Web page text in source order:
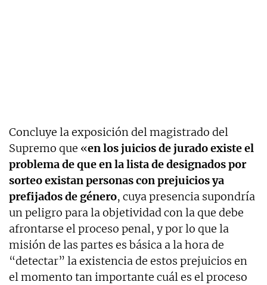
Concluye la exposición del magistrado del
Supremo que «en los juicios de jurado existe el
problema de que en la lista de designados por
sorteo existan personas con prejuicios ya
prefijados de género, cuya presencia supondría
un peligro para la objetividad con la que debe
afrontarse el proceso penal, y por lo que la
misión de las partes es básica a la hora de
“detectar” la existencia de estos prejuicios en
el momento tan importante cuál es el proceso